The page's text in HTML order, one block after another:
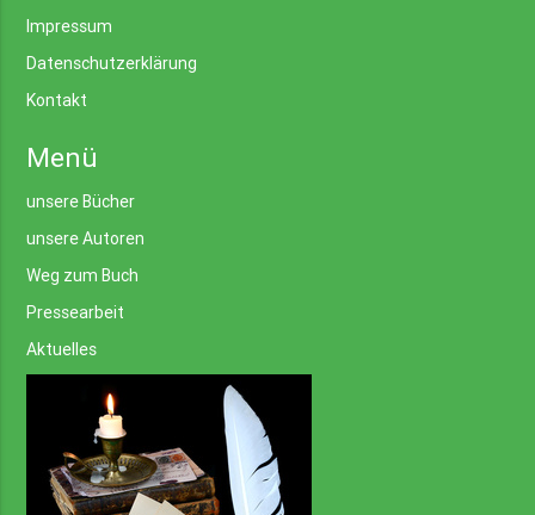
Impressum
Datenschutzerklärung
Kontakt
Menü
unsere Bücher
unsere Autoren
Weg zum Buch
Pressearbeit
Aktuelles